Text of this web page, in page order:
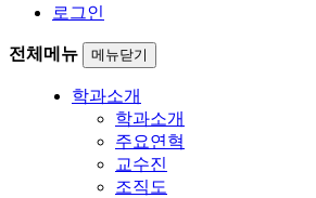
로그인
전체메뉴 메뉴닫기
학과소개
학과소개
주요연혁
교수진
조직도